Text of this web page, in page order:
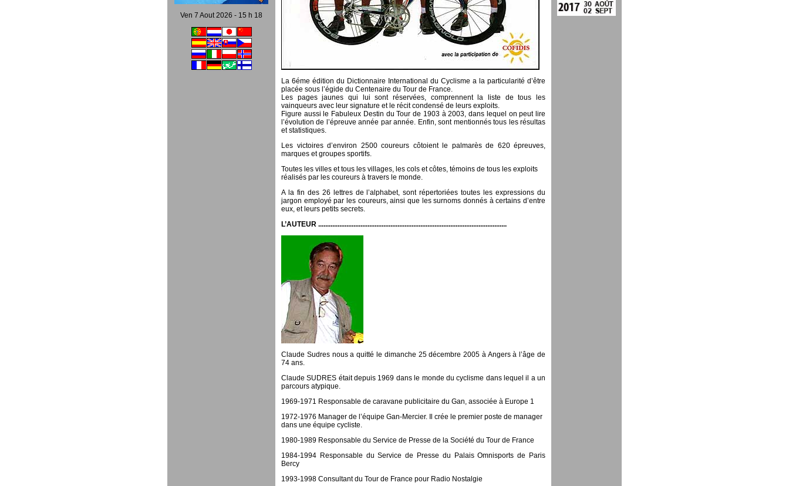
Ven 7 Aout 2026 - 15 h 18
La 6éme édition du Dictionnaire International du Cyclisme a la particularité d’être
placée sous l’égide du Centenaire du Tour de France.
Les pages jaunes qui lui sont réservées, comprennent la liste de tous les
vainqueurs avec leur signature et le récit condensé de leurs exploits.
Figure aussi le Fabuleux Destin du Tour de 1903 à 2003, dans lequel on peut lire
l’évolution de l’épreuve année par année. Enfin, sont mentionnés tous les résultas
et statistiques.
Les victoires d’environ 2500 coureurs côtoient le palmarès de 620 épreuves,
marques et groupes sportifs.
Toutes les villes et tous les villages, les cols et côtes, témoins de tous les exploits
réalisés par les coureurs à travers le monde.
A la fin des 26 lettres de l’alphabet, sont répertoriées toutes les expressions du
jargon employé par les coureurs, ainsi que les surnoms donnés à certains d’entre
eux, et leurs petits secrets.
L’AUTEUR ...........................................................................................................
Claude Sudres nous a quitté le dimanche 25 décembre 2005 à Angers à l’âge de
74 ans.
Claude SUDRES était depuis 1969 dans le monde du cyclisme dans lequel il a un
parcours atypique.
1969-1971 Responsable de caravane publicitaire du Gan, associée à Europe 1
1972-1976 Manager de l’équipe Gan-Mercier. Il crée le premier poste de manager
dans une équipe cycliste.
1980-1989 Responsable du Service de Presse de la Société du Tour de France
1984-1994 Responsable du Service de Presse du Palais Omnisports de Paris
Bercy
1993-1998 Consultant du Tour de France pour Radio Nostalgie